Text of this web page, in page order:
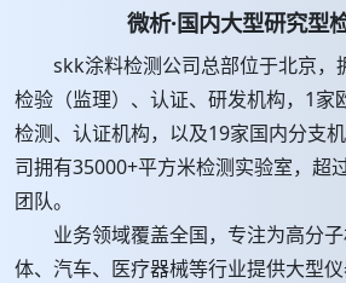
微析·国内大型研究型
skk涂料检测公司总部位于北京，
检验（监理）、认证、研发机构，1家
检测、认证机构，以及19家国内分支
司拥有35000+平方米检测实验室，超
团队。
业务领域覆盖全国，专注为高分
体、汽车、医疗器械等行业提供大型仪